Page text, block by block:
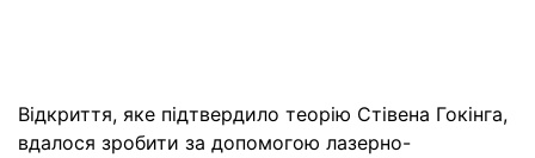
Відкриття, яке підтвердило теорію Стівена Гокінга,
вдалося зробити за допомогою лазерно-